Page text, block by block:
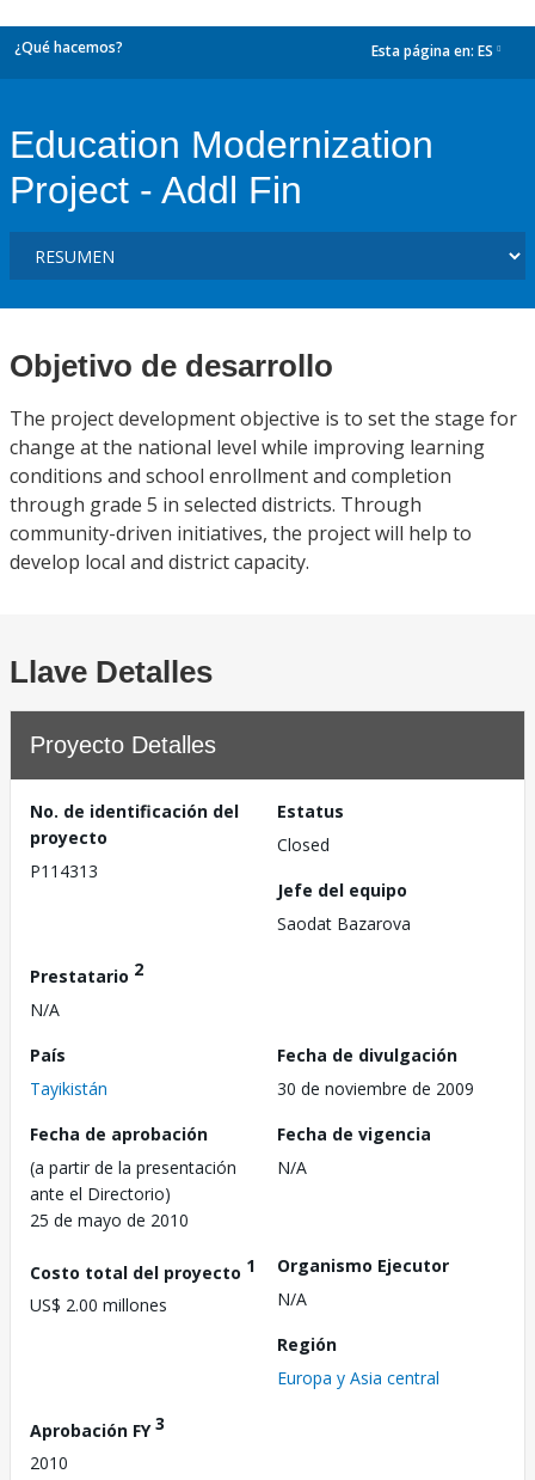
¿Qué hacemos? Esta página en: ES
Education Modernization
Project - Addl Fin
Objetivo de desarrollo
The project development objective is to set the stage for
change at the national level while improving learning
conditions and school enrollment and completion
through grade 5 in selected districts. Through
community-driven initiatives, the project will help to
develop local and district capacity.
Llave Detalles
Proyecto Detalles
No. de identificación del
proyecto
P114313
Estatus
Closed
Jefe del equipo
Saodat Bazarova
Prestatario 2
N/A
País
Tayikistán
Fecha de divulgación
30 de noviembre de 2009
Fecha de aprobación
(a partir de la presentación
ante el Directorio)
25 de mayo de 2010
Fecha de vigencia
N/A
Costo total del proyecto 1
US$ 2.00 millones
Organismo Ejecutor
N/A
Región
Europa y Asia central
Aprobación FY3
2010